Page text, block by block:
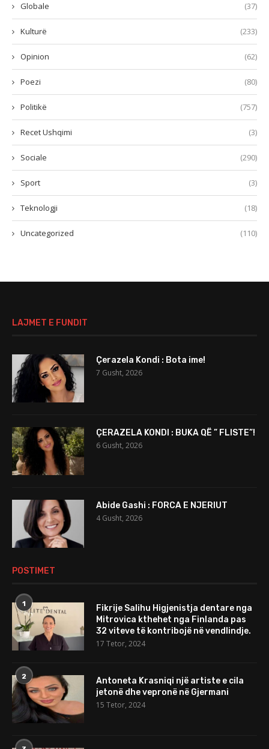
Globale (37)
Kulturë (233)
Opinion (62)
Poezi (80)
Politikë (757)
Recet Ushqimi (3)
Sociale (290)
Sport (3)
Teknologji (18)
Uncategorized (110)
LAJMET E FUNDIT
Çerazela Kondi : Bota ime!
7 Gusht, 2026
ÇERAZELA KONDI : BUKA QË ” FLISTE”!
6 Gusht, 2026
Abide Gashi : FORCA E NJERIUT
4 Gusht, 2026
POSTIMET
1
Fikrije Salihu Higjenistja dentare nga
Mitrovica kthehet nga Finlanda pas
32 viteve të kontribojë në vendlindje.
17 Tetor, 2024
2
Antoneta Krasniqi një artiste e cila
jetonë dhe vepronë në Gjermani
15 Tetor, 2024